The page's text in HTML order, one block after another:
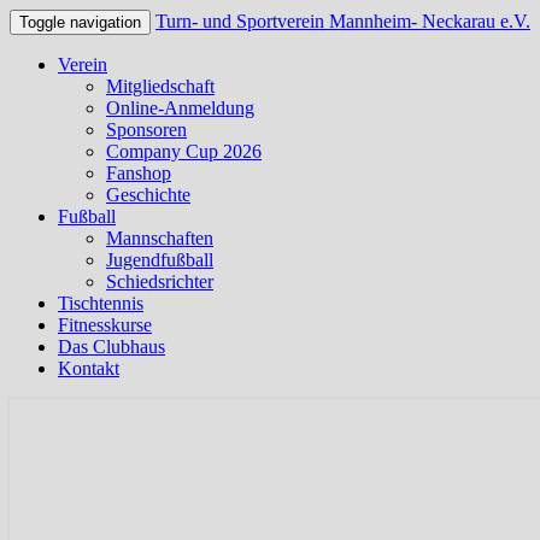
Toggle navigation Turn- und Sportverein Mannheim- Neckarau e.V.
Verein
Mitgliedschaft
Online-Anmeldung
Sponsoren
Company Cup 2026
Fanshop
Geschichte
Fußball
Mannschaften
Jugendfußball
Schiedsrichter
Tischtennis
Fitnesskurse
Das Clubhaus
Kontakt